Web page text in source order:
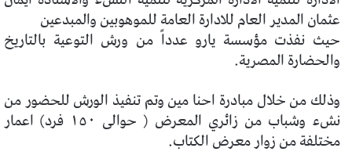
عثمان المدير العام للادارة العامة للموهوبين والمبدعين
حيث نفذت مؤسسة يارو عدداً من ورش التوعية بالتاريخ
والحضارة المصرية.
وذلك من خلال مبادرة احنا مين وتم تنفيذ الورش للحضور من
نشء وشباب من زائري المعرض ( حوالى ١٥٠ فرد) اعمار
مختلفة من زوار معرض الكتاب.